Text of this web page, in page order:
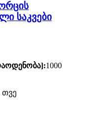
საკვები
1000
თვე